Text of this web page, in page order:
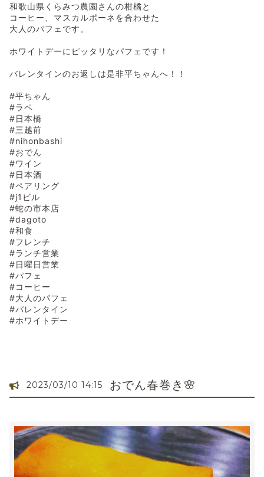
和歌山県くらみつ農園さんの柑橘と
コーヒー、マスカルポーネを合わせた
大人のパフェです。
ホワイトデーにピッタリなパフェです！
バレンタインのお返しは是非平ちゃんへ！！
#平ちゃん
#ラペ
#日本橋
#三越前
#nihonbashi
#おでん
#ワイン
#日本酒
#ペアリング
#j1ビル
#蛇の市本店
#dagoto
#和食
#フレンチ
#ランチ営業
#日曜日営業
#パフェ
#コーヒー
#大人のパフェ
#バレンタイン
#ホワイトデー
2023/03/10 14:15 おでん春巻き🌸